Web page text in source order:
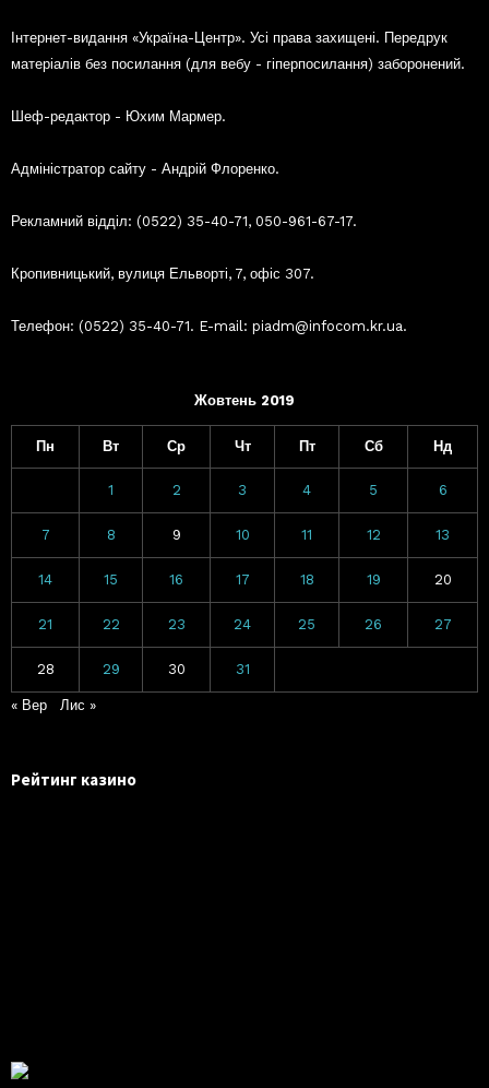
Інтернет-видання «Україна-Центр». Усі права захищені. Передрук
матеріалів без посилання (для вебу - гіперпосилання) заборонений.
Шеф-редактор - Юхим Мармер.
Адміністратор сайту - Андрій Флоренко.
Рекламний відділ: (0522) 35-40-71, 050-961-67-17.
Кропивницький, вулиця Ельворті, 7, офіс 307.
Телефон: (0522) 35-40-71. E-mail: piadm@infocom.kr.ua.
Жовтень 2019
Пн Вт Ср Чт Пт Сб Нд
1 2 3 4 5 6
7 8 9 10 11 12 13
14 15 16 17 18 19 20
21 22 23 24 25 26 27
28 29 30 31
« Вер Лис »
Рейтинг казино